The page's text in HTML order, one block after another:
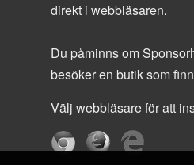
direkt i webbläsaren.
Du påminns om
besöker en butik som
Välj webbläsare för att